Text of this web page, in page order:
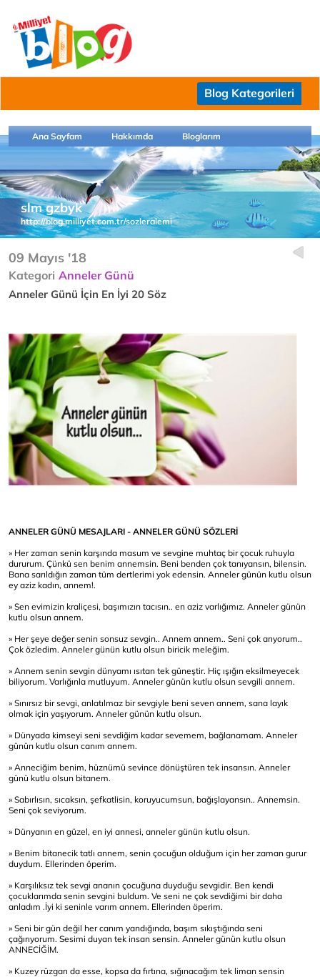
Blog Kategorileri
Ana Sayfam Hakkımda Bloglarım
slm gzbyk
http://blog.milliyet.com.tr/sozleralemi
09 Mayıs '18
Kategori Anneler Günü
Anneler Günü İçin En İyi 20 Söz
ANNELER GÜNÜ MESAJLARI - ANNELER GÜNÜ SÖZLERİ
» Her zaman senin karşında masum ve sevgine muhtaç bir çocuk ruhuyla
dururum. Çünkü sen benim annemsin. Beni benden çok tanıyansın, bilensin.
Bana sarıldığın zaman tüm dertlerimi yok edensin. Anneler günün kutlu olsun
ey aziz kadın, annem!.
» Sen evimizin kraliçesi, başımızın tacısın.. en aziz varlığımız. Anneler günün
kutlu olsun annem.
» Her şeye değer senin sonsuz sevgin.. Annem annem.. Seni çok arıyorum..
Çok özledim. Anneler günün kutlu olsun biricik meleğim.
» Annem senin sevgin dünyamı ısıtan tek güneştir. Hiç ışığın eksilmeyecek
biliyorum. Varlığınla mutluyum. Anneler günün kutlu olsun sevgili annem.
» Sınırsız bir sevgi, anlatılmaz bir sevgiyle beni seven annem, sana layık
olmak için yaşıyorum. Anneler günün kutlu olsun.
» Dünyada kimseyi seni sevdiğim kadar sevemem, bağlanamam. Anneler
günün kutlu olsun canım annem.
» Anneciğim benim, hüznümü sevince dönüştüren tek insansın. Anneler
günü kutlu olsun bitanem.
» Sabırlısın, sıcaksın, şefkatlisin, koruyucumsun, bağışlayansın.. Annemsin.
Seni çok seviyorum.
» Dünyanın en güzel, en iyi annesi, anneler günün kutlu olsun.
» Benim bitanecik tatlı annem, senin çocuğun olduğum için her zaman gurur
duydum. Ellerinden öperim.
» Karşılıksız tek sevgi ananın çocuğuna duyduğu sevgidir. Ben kendi
çocuklarımda senin sevgini buldum. Ve seni ne çok sevdiğimi bir daha
anladım .İyi ki seninle varım annem. Ellerinden öperim.
» Seni bir gün değil her canım yandığında, başım sıkıştığında seni
çağırıyorum. Sesimi duyan tek insan sensin. Anneler günün kutlu olsun
ANNECİĞİM.
» Kuzey rüzgarı da esse, kopsa da fırtına, sığınacağım tek liman sensin